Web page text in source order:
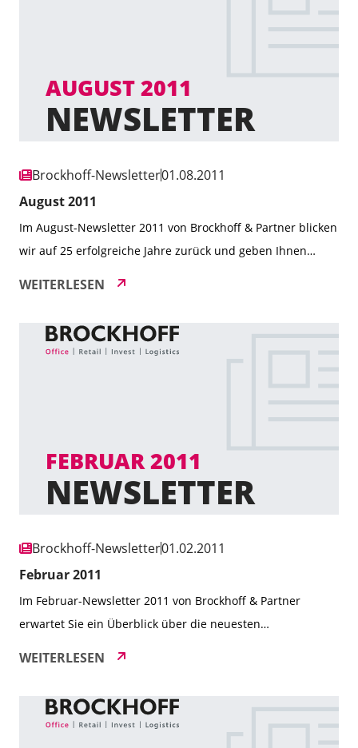
Brockhoff-Newsletter01.08.2011
August 2011
Im August-Newsletter 2011 von Brockhoff & Partner blicken
wir auf 25 erfolgreiche Jahre zurück und geben Ihnen
über aktuelle Marktanalysen, die Entwicklung unserer App
WEITERLESEN
Brockhoff-Newsletter01.02.2011
Februar 2011
Im Februar-Newsletter 2011 von Brockhoff & Partner
erwartet Sie ein Überblick über die neuesten
Ihnen aktuelle Projekte, wie das Neubauvorhaben RÜ62 in
WEITERLESEN